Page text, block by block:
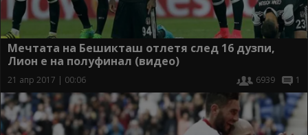
Мечтата на Бешикташ отлетя след 16 дузпи,
Лион е на полуфинал (видео)
21 апр 2017 | 00:06 6939 1